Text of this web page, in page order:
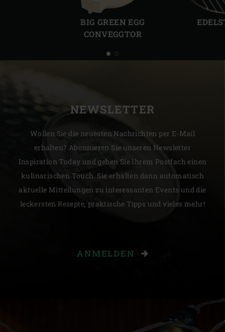
BIG GREEN EGG
CONVEGGTOR
Folie
NEWSLETTER
Wollen Sie die neuesten Nachrichten per E-Mail
erhalten? Abonnieren Sie unseren Newsletter
Inspiration Today und geben Sie Ihrem Postfach einen
kulinarischen Touch. Sie erhalten dann automatisch
aktuelle Mitteilungen zu interessanten Events und die
leckersten Rezepte, praktische Tipps und vieles mehr!
ANMELDEN